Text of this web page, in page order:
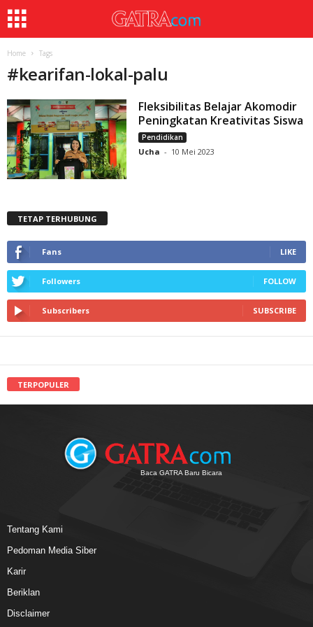
Home Tags
#kearifan-lokal-palu
Fleksibilitas Belajar Akomodir
Peningkatan Kreativitas Siswa
Pendidikan
Ucha - 10 Mei 2023
TETAP TERHUBUNG
Fans LIKE
Followers FOLLOW
Subscribers SUBSCRIBE
TERPOPULER
Baca GATRA Baru Bicara
Tentang Kami
Pedoman Media Siber
Karir
Beriklan
Disclaimer